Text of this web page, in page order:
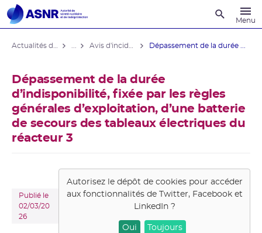
Menu
Dépassement de la durée ...
Dépassement de la durée
d’indisponibilité, fixée par les règles
générales d’exploitation, d’une batterie
de secours des tableaux électriques du
réacteur 3
Publié le
02/03/20
26
Autorisez le dépôt de cookies pour accéder
aux fonctionnalités de Twitter, Facebook et
LinkedIn?
Oui Toujours